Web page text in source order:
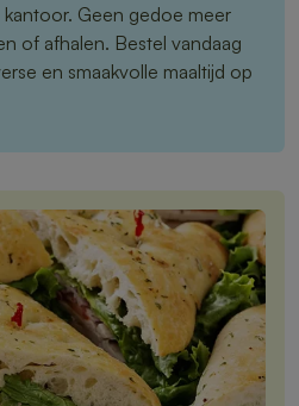
Geen gedoe meer
of afhalen. Bestel vandaag
en smaakvolle maaltijd op